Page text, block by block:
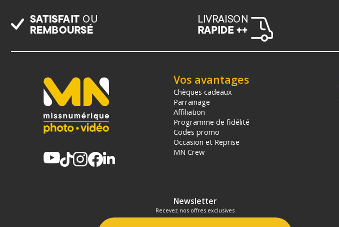
Vos avantages
Chèques cadeaux
Parrainage
Affiliation
Programme de fidélité
Codes promo
Occasion et Reprise
MN Crew
Newsletter
Recevez nos offres exclusives